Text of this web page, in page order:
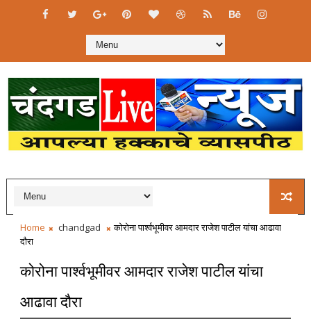
Home chandgad
कोरोना पार्श्वभूमीवर आमदार राजेश पाटील यांचा आढावा
दौरा
कोरोना पार्श्वभूमीवर आमदार राजेश पाटील यांचा
आढावा दौरा